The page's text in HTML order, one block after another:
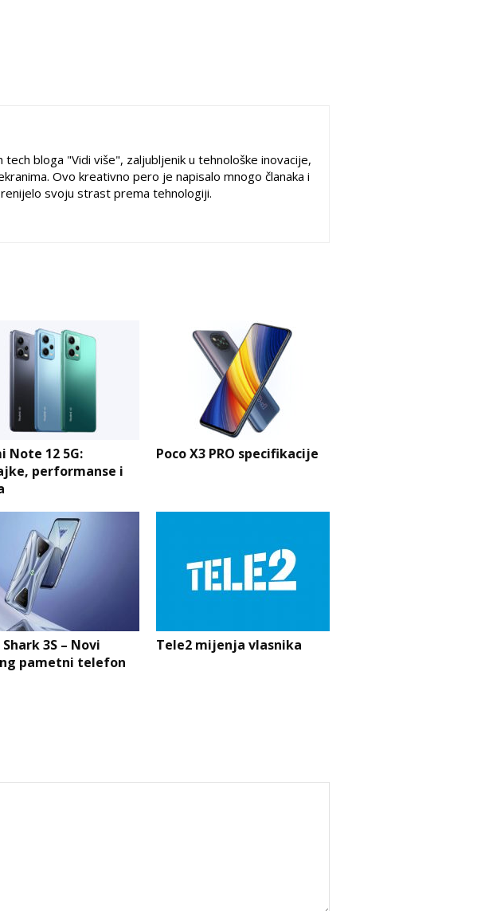
tech bloga "Vidi više", zaljubljenik u tehnološke inovacije,
Ovo kreativno pero je napisalo mnogo članaka i
svoju strast prema tehnologiji.
Note 12 5G:
performanse i
Poco X3 PRO specifikacije
3S – Novi
pametni telefon
Tele2 mijenja vlasnika